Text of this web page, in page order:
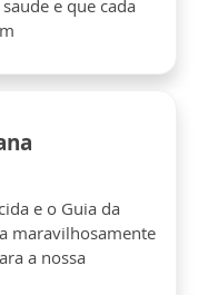
e que cada
e o Guia da
maravilhosamente
a nossa